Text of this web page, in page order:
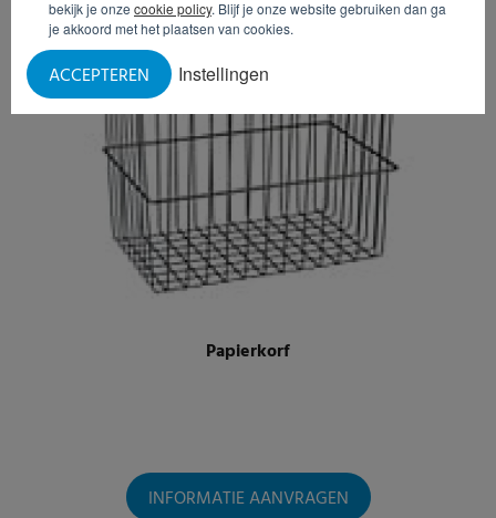
bekijk je onze cookie policy. Blijf je onze website gebruiken dan ga
je akkoord met het plaatsen van cookies.
Instellingen
ACCEPTEREN
Papierkorf
INFORMATIE AANVRAGEN